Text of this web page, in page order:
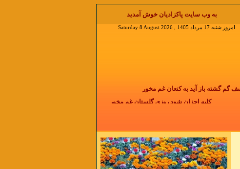
به وب سایت پاکزادیان خوش آمدید welcome to pakzadian.com نقل مطلب با ذکر منابع آزاد است جواب ایمیل را در منوی دیدگاه بخوانید
امروز شنبه 17 مرداد 1405 , Saturday 8 August 2026